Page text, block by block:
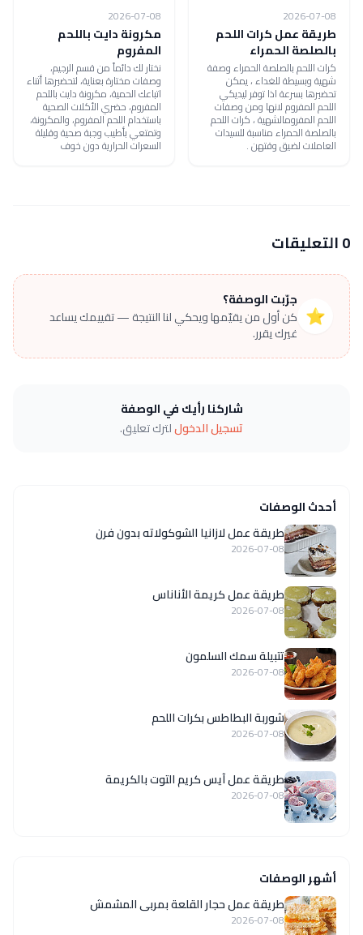
2026-07-08
طريقة عمل كرات اللحم
بالصلصة الحمراء
كرات اللحم بالصلصة الحمراء وصفة
شهية وبسيطة للغداء ، يمكن
تحضيرها بسرعة اذا توفر ليديكي
اللحم المفروم لانها ومن وصفات
اللحم المفرومالشهية ، كرات اللحم
بالصلصة الحمراء مناسبة للسيدات
العاملات لضيق وقتهن .
2026-07-08
مكرونة دايت باللحم
المفروم
نختار لك دائماً من قسم الرجيم،
وصفات مختارة بعناية، لتحضيرها أثناء
اتباعك الحمية، مكرونة دايت باللحم
المفروم، حضري الأكلات الصحية
باستخدام اللحم المفروم، والمكرونة،
وتمتعي بأطيب وجبة صحية وقليلة
السعرات الحرارية دون خوف
0 التعليقات
⭐
جرّبت الوصفة؟
كن أول من يقيّمها ويحكي لنا النتيجة — تقييمك يساعد
غيرك يقرر.
شاركنا رأيك في الوصفة
تسجيل الدخوللترك تعليق.
أحدث الوصفات
طريقة عمل لازانيا الشوكولاته بدون فرن
2026-07-08
طريقة عمل كريمة الأناناس
2026-07-08
تتبيلة سمك السلمون
2026-07-08
شوربة البطاطس بكرات اللحم
2026-07-08
طريقة عمل آيس كريم التوت بالكريمة
2026-07-08
أشهر الوصفات
طريقة عمل حجار القلعة بمربى المشمش
2026-07-08